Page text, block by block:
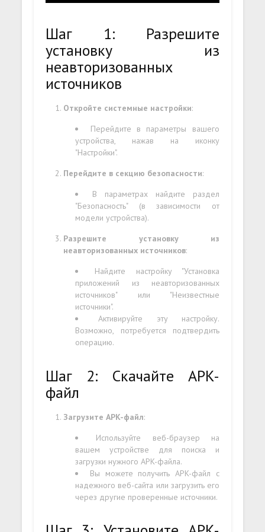
Шаг 1: Разрешите
установку из
неавторизованных
источников
Откройте системные настройки:
Перейдите в параметры вашего
устройства, нажав на иконку
"Настройки".
Перейдите в секцию безопасности:
В параметрах найдите раздел
"Безопасность" (в зависимости от
модели устройства).
Разрешите установку из
неавторизованных источников:
Найдите настройку "Установка
приложений из неавторизованных
источников" или "Неизвестные
источники".
Активируйте эту настройку.
Возможно, потребуется подтвердить
операцию.
Шаг 2: Скачайте APK-
файл
Загрузите APK-файл:
Используйте веб-браузер на
вашем устройстве для поиска и
загрузки нужного APK-файла.
Вы можете получить APK-файл с
надежного веб-сайта или загрузить его
через другие проверенные источники.